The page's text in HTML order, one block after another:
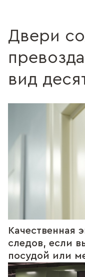
Двери
вид
Качественная
следов, если
посудой или